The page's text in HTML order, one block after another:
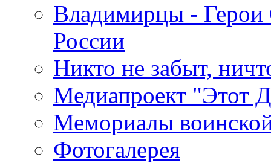
Владимирцы - Герои
России
Никто не забыт,
Медиапроект "Этот
Мемориалы
Фотогалерея